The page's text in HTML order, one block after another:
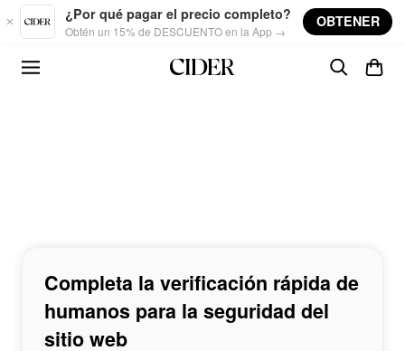
Skip to main content
¿Por qué pagar el precio completo?
Obtén un 15% de DESCUENTO en la App →
OBTENER
Completa la verificación rápida de
humanos para la seguridad del
sitio web